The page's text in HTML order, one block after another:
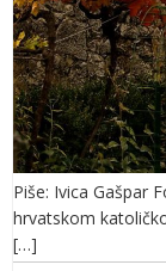
Piše: Ivica Gašpar
hrvatskom
[…]